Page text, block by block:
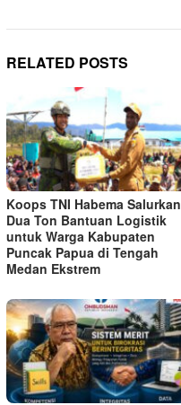
RELATED POSTS
Koops TNI Habema Salurkan
Dua Ton Bantuan Logistik
untuk Warga Kabupaten
Puncak Papua di Tengah
Medan Ekstrem